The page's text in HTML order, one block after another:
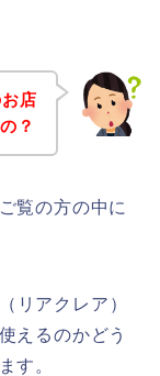
店
？
覧の方の中に
リアクレア）
えるのかどう
す。